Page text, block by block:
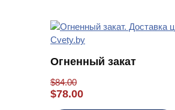
Огненный закат
$84.00
$78.00